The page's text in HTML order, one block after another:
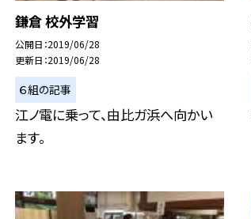
鎌倉 校外学習
公開日 2019/06/28
更新日 2019/06/28
６組の記事
江ノ電に乗って、由比ガ浜へ向かい
ます。